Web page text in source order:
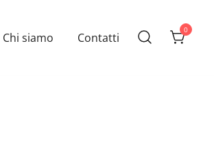
Chi siamo Contatti
0